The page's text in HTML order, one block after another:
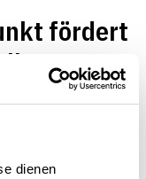
dienen
fördert
,Nadja Meier